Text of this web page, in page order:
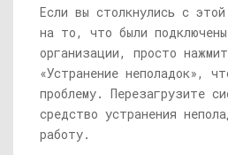
Если вы столкнулись с
на то, что были
организации, просто
«Устранение неполадок»,
проблему. Перезагрузите
средство устранения
работу.